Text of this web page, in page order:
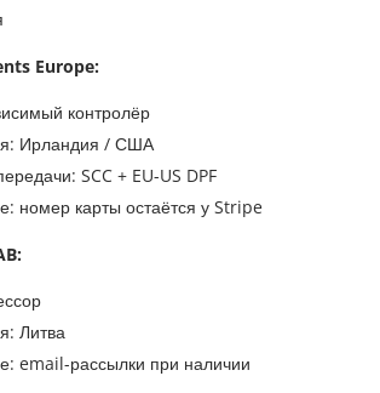
Europe:
контролёр
Ирландия / США
SCC + EU-US DPF
номер карты остаётся у Stripe
Литва
email-рассылки при наличии